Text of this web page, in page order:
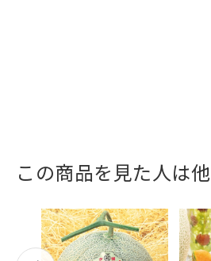
この商品を見た人は